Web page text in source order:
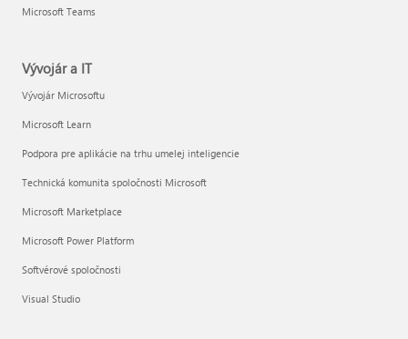
Microsoft Teams
Vývojár a IT
Vývojár Microsoftu
Microsoft Learn
Podpora pre aplikácie na trhu umelej inteligencie
Technická komunita spoločnosti Microsoft
Microsoft Marketplace
Microsoft Power Platform
Softvérové spoločnosti
Visual Studio